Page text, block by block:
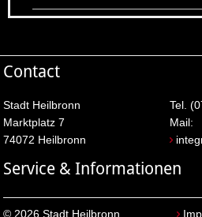
Contact
Stadt Heilbronn
Marktplatz 7
74072 Heilbronn
Tel.
Mail:
Service & Informationen
© 2026 Stadt Heilbronn